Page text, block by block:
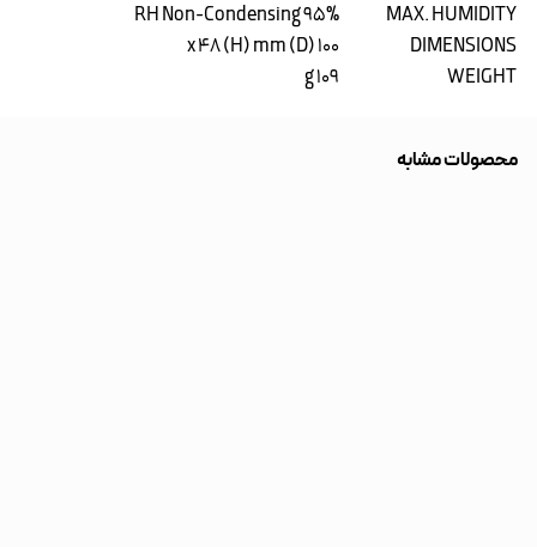
MAX. HUMIDITY
95% RH Non-Condensing
DIMENSIONS
100 (D) x 48 (H) mm
WEIGHT
109 g
محصولات مشابه